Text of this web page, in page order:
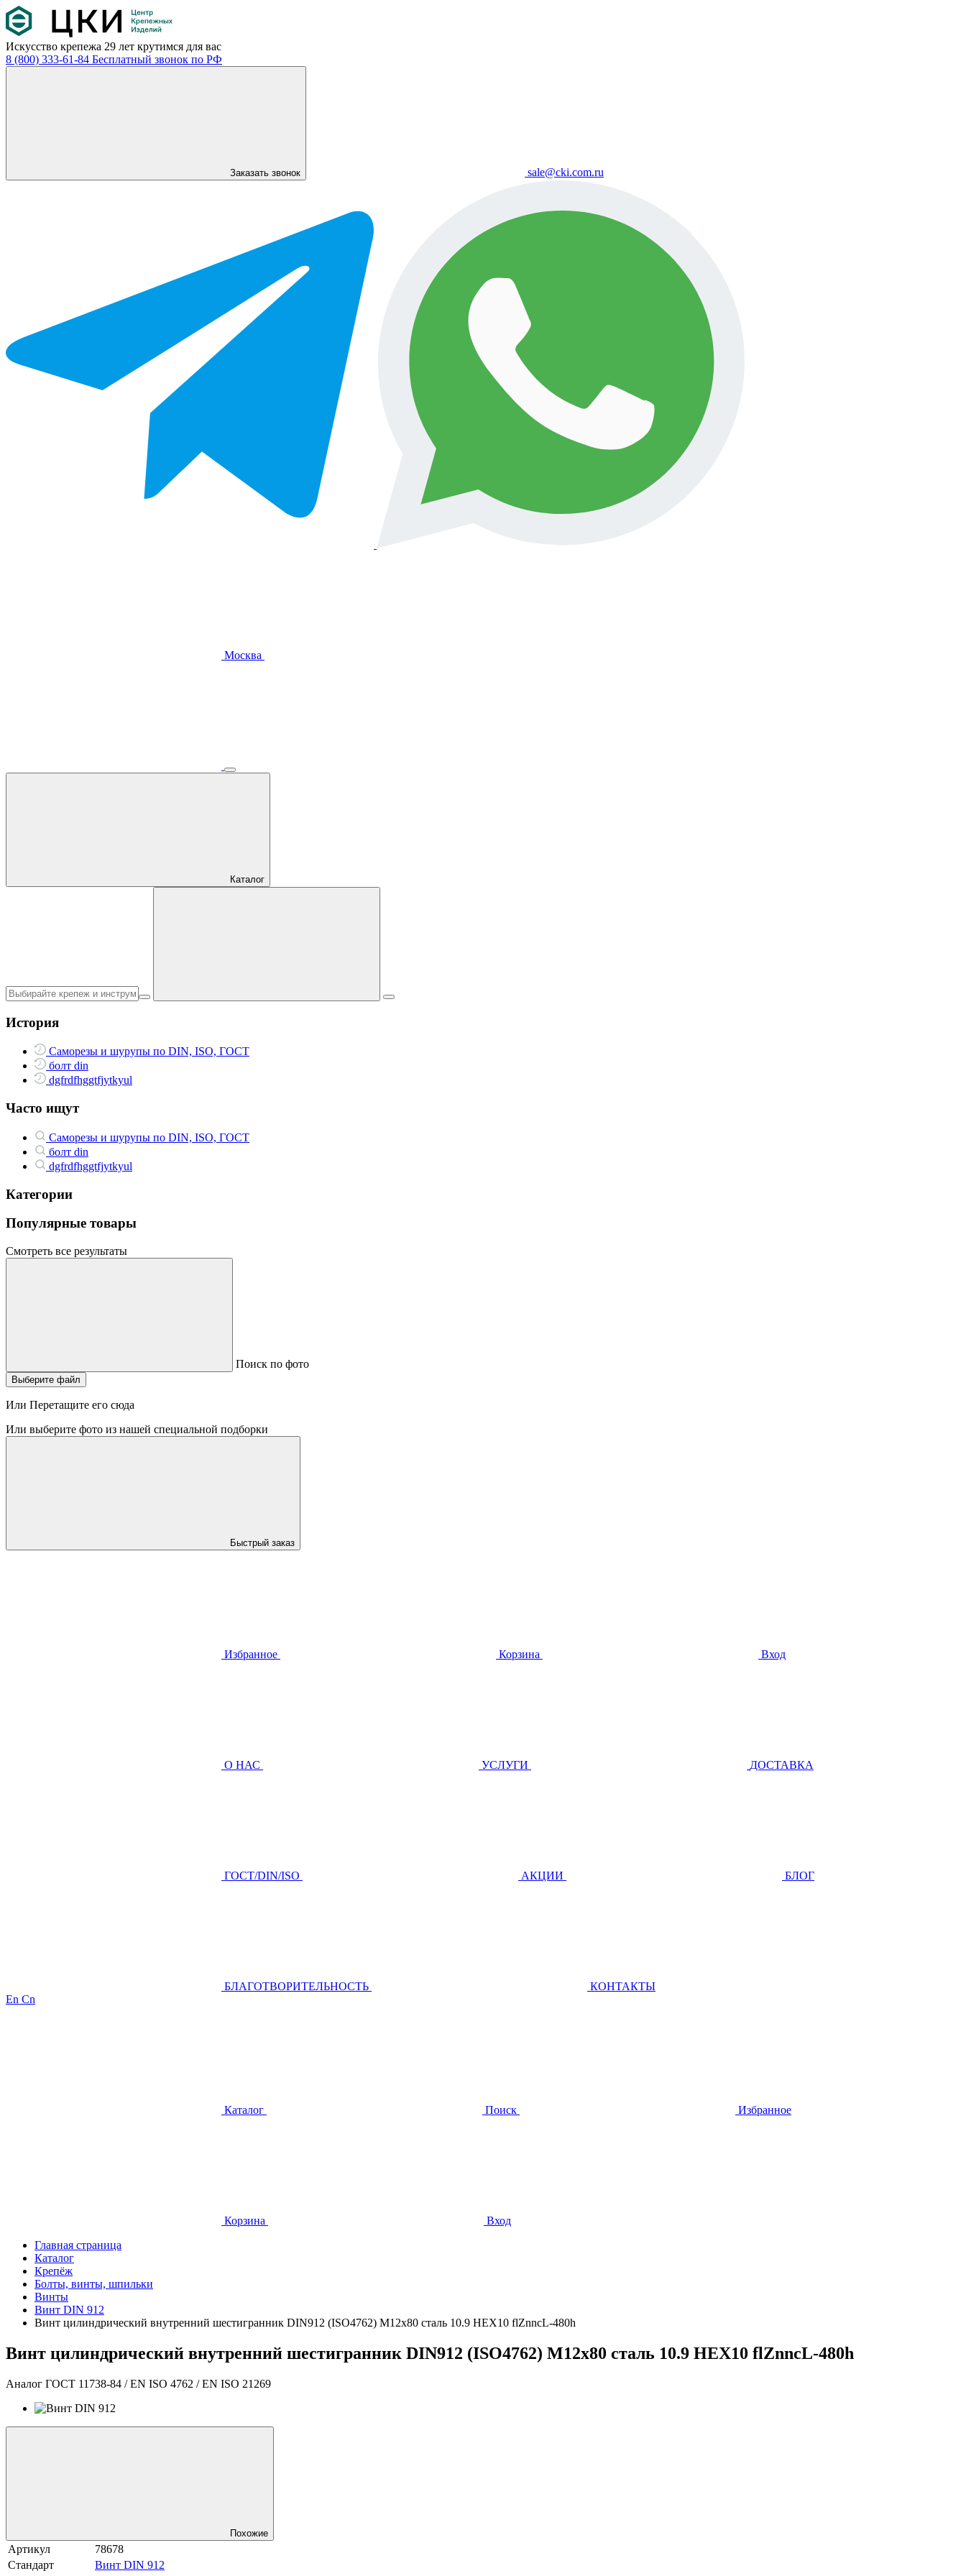
Искусство крепежа 29 лет крутимся для вас
8 (800) 333-61-84 Бесплатный звонок по РФ
Заказать звонок sale@cki.com.ru
Москва
Каталог
История
Саморезы и шурупы по DIN, ISO, ГОСТ
болт din
dgfrdfhggtfjytkyul
Часто ищут
Саморезы и шурупы по DIN, ISO, ГОСТ
болт din
dgfrdfhggtfjytkyul
Категории
Популярные товары
Смотреть все результаты
Поиск по фото
Выберите файл
Или Перетащите его сюда
Или выберите фото из нашей специальной подборки
Быстрый заказ
Избранное Корзина Вход
О НАС УСЛУГИ ДОСТАВКА
ГOCТ/DIN/ISO АКЦИИ БЛОГ
БЛАГОТВОРИТЕЛЬНОСТЬ
КОНТАКТЫ
En Cn
Каталог Поиск Избранное
Корзина
Вход
Главная страница
Каталог
Крепёж
Болты, винты, шпильки
Винты
Винт DIN 912
Винт цилиндрический внутренний шестигранник DIN912 (ISO4762) М12х80 сталь 10.9 HEX10 flZnncL-480h
Винт цилиндрический внутренний шестигранник DIN912 (ISO4762) М12х80 сталь 10.9 HEX10 flZnncL-480h
Аналог ГОСТ 11738-84 / EN ISO 4762 / EN ISO 21269
Похожие
Артикул
78678
Стандарт
Винт DIN 912